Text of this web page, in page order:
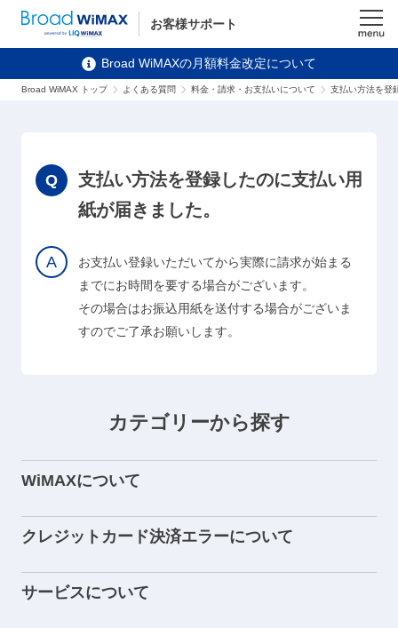
お客様サポート
ー
Broad WiMAXの月額料金改定について
Broad WiMAX トップ よくある質問 料金・請求・お支払いについて 支払い方法を登
支払い方法を登録したのに支払い用
紙が届きました。
お支払い登録いただいてから実際に請求が始まる
までにお時間を要する場合がございます。
その場合はお振込用紙を送付する場合がございま
すのでご了承お願いします。
カテゴリーから探す
WiMAXについて
クレジットカード決済エラーについて
サービスについて